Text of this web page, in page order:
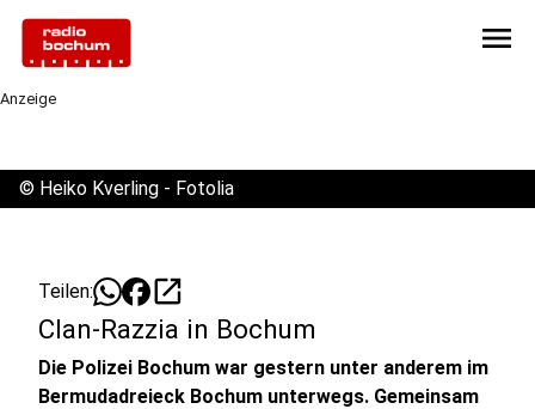
menu
Anzeige
© Heiko Kverling - Fotolia
Teilen: open_in_new
Clan-Razzia in Bochum
Die Polizei Bochum war gestern unter anderem im
Bermudadreieck Bochum unterwegs. Gemeinsam